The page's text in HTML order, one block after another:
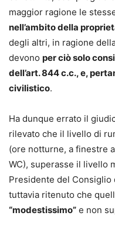
maggior ragione le
nell’ambito della
degli altri, in ragione
devono per ciò solo
dell’art. 844 c.c., e,
civilistico.
Ha dunque errato il
rilevato che il livello di
(ore notturne, a finestre
WC), superasse il livello
Presidente del Consiglio
tuttavia ritenuto che
“modestissimo” e non